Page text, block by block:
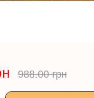
988.00 грн